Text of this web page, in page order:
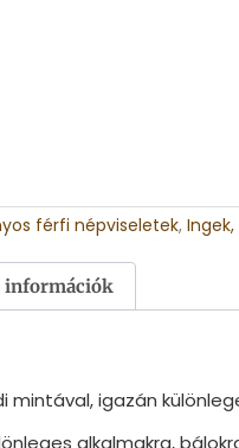
férfi népviseletek,
információk
mintával, igazán
alkalmakra,